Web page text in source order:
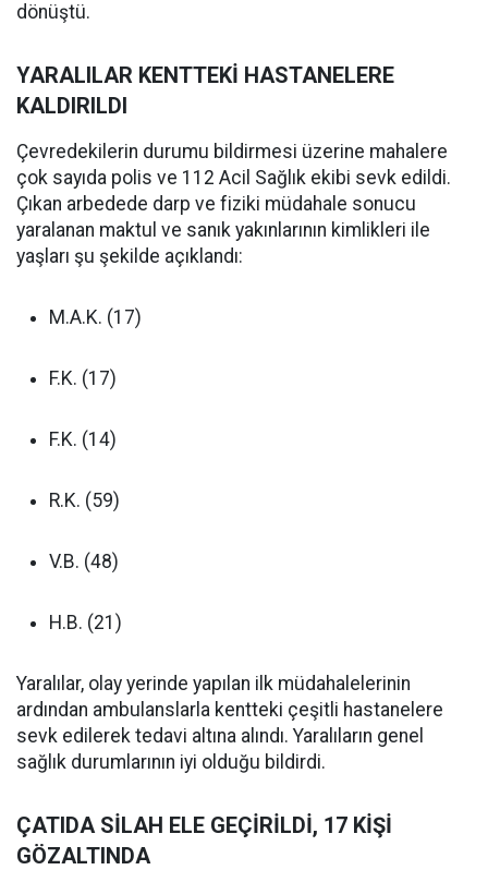
dönüştü.
YARALILAR KENTTEKİ HASTANELERE
KALDIRILDI
Çevredekilerin durumu bildirmesi üzerine mahalere
çok sayıda polis ve 112 Acil Sağlık ekibi sevk edildi.
Çıkan arbedede darp ve fiziki müdahale sonucu
yaralanan maktul ve sanık yakınlarının kimlikleri ile
yaşları şu şekilde açıklandı:
M.A.K. (17)
F.K. (17)
F.K. (14)
R.K. (59)
V.B. (48)
H.B. (21)
Yaralılar, olay yerinde yapılan ilk müdahalelerinin
ardından ambulanslarla kentteki çeşitli hastanelere
sevk edilerek tedavi altına alındı. Yaralıların genel
sağlık durumlarının iyi olduğu bildirdi.
ÇATIDA SİLAH ELE GEÇİRİLDİ, 17 KİŞİ
GÖZALTINDA